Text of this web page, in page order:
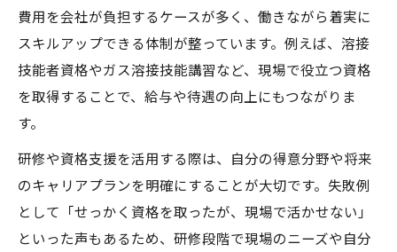
費用を会社が負担するケースが多く、働きながら着実に
スキルアップできる体制が整っています。例えば、溶接
技能者資格やガス溶接技能講習など、現場で役立つ資格
を取得することで、給与や待遇の向上にもつながりま
す。
研修や資格支援を活用する際は、自分の得意分野や将来
のキャリアプランを明確にすることが大切です。失敗例
として「せっかく資格を取ったが、現場で活かせない」
といった声もあるため、研修段階で現場のニーズや自分